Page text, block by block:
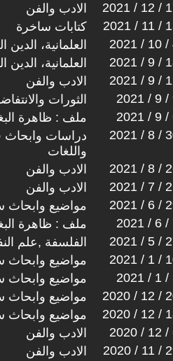
الادب والفن
2021 / 12 /
كتابات ساخرة
2021 / 11 /
العلمانية،
2021 / 10 /
العلمانية،
2021 / 9 /
الادب والفن
2021 / 9 /
الثورات
2021 / 9 /
ملف : ظاهرة
2021 / 9 /
دراسات وابحاث
واللغات
2021 / 8 /
الادب والفن 2021 / 8 /
الادب والفن
2021 / 7 /
مواضيع وابحاث
2021 / 6 /
ملف : ظاهرة
2021 / 6 /
الفلسفة ,علم
2021 / 5 /
مواضيع وابحاث
2021 / 1 /
مواضيع وابحاث
2021 / 1 /
مواضيع وابحاث
2020 / 12 /
مواضيع وابحاث
2020 / 12 /
الادب والفن
2020 / 12 /
الادب والفن
2020 / 11 /